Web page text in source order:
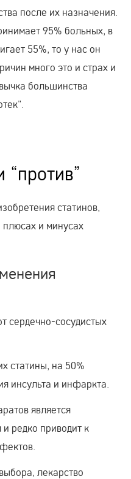
после их назначения.
95% больных, в
55%, то у нас он
много это и страх и
большинства
“против”
статинов,
и минусах
сердечно-сосудистых
статины, на 50%
инсульта и инфаркта.
является
редко приводит к
лекарство